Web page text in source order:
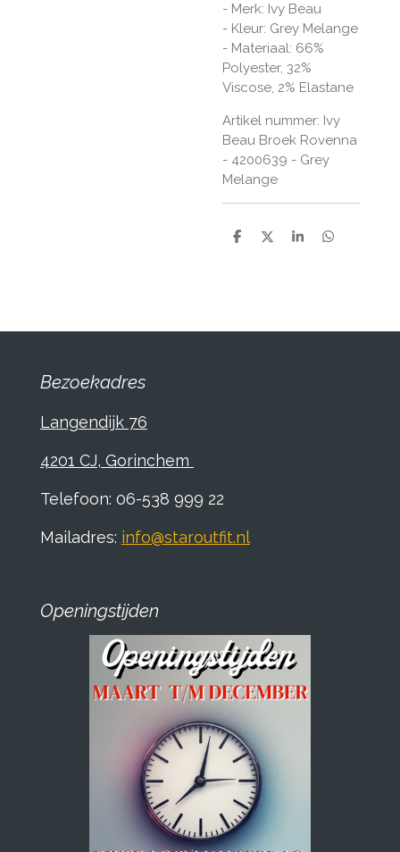
- Merk: Ivy Beau
- Kleur: Grey Melange
- Materiaal: 66%
Polyester, 32%
Viscose, 2% Elastane
Artikel nummer: Ivy
Beau Broek Rovenna
- 4200639 - Grey
Melange
D
D
S
D
Bezoekadres
Langendijk 76
4201 CJ, Gorinchem
Telefoon: 06-538 999 22
Mailadres: info@staroutfit.nl
Openingstijden